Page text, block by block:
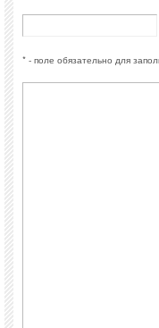
* - поле обязательно для